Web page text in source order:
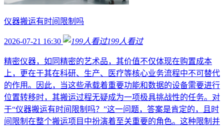
仪器搬运有时间限制吗
2026-07-21 16:30 199人看过
精密仪器，如同精密的艺术品，其价值不仅体现在购置成本
上，更在于其在科研、生产、医疗等核心业务流程中不可替代
的作用。因此，当这些承载着重要功能和数据的设备需要进行
位置转移时，其搬运过程无疑成为一项极具挑战性的任务。对
于“仪器搬运有时间限制吗？”这一问题，答案是肯定的，且时
间限制在整个搬运项目中扮演着至关重要的角色。这种限制并